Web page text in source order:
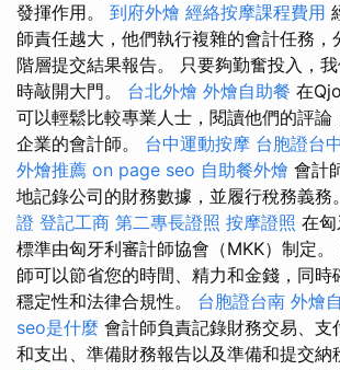
發揮作用。 到府外燴 經絡按摩課程費用
師責任越大，他們執行複雜的會計任務，
階層提交結果報告。 只要夠勤奮投入，
時敲開大門。 台北外燴 外燴自助餐 在
可以輕鬆比較專業人士，閱讀他們的評論
企業的會計師。 台中運動按摩 台胞證台中
外燴推薦 on page seo 自助餐外燴 會計
地記錄公司的財務數據，並履行稅務義務
證 登記工商 第二專長證照 按摩證照 在
標準由匈牙利審計師協會（MKK）制定
師可以節省您的時間、精力和金錢，同時
穩定性和法律合規性。 台胞證台南 外燴
seo是什麼 會計師負責記錄財務交易、支
和支出、準備財務報告以及準備和提交納